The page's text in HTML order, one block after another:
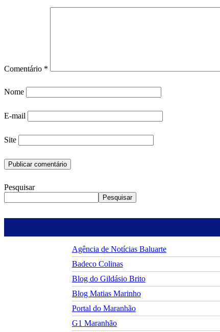
Comentário *
Nome
E-mail
Site
Pesquisar
Pesquisar
Agência de Notícias Baluarte
Badeco Colinas
Blog do Gildásio Brito
Blog Matias Marinho
Portal do Maranhão
G1 Maranhão